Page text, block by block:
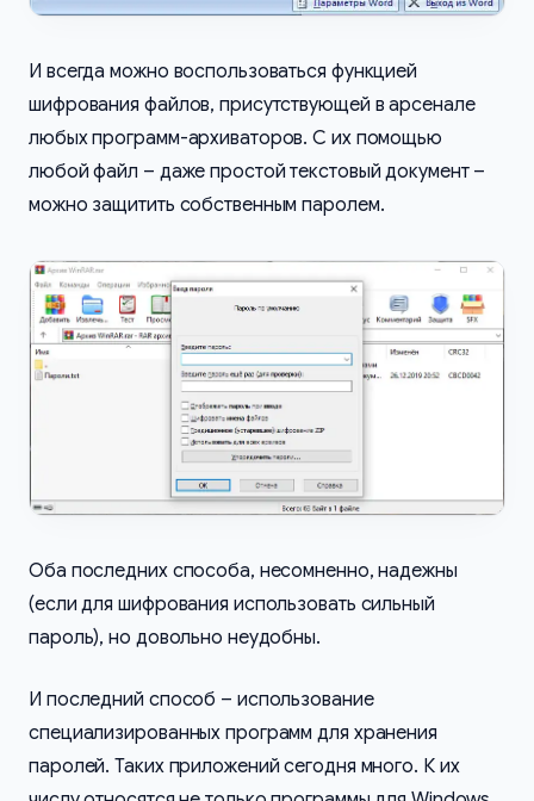
И всегда можно воспользоваться функцией
шифрования файлов, присутствующей в арсенале
любых программ-архиваторов. С их помощью
любой файл – даже простой текстовый документ –
можно защитить собственным паролем.
Оба последних способа, несомненно, надежны
(если для шифрования использовать сильный
пароль), но довольно неудобны.
И последний способ – использование
специализированных программ для хранения
паролей. Таких приложений сегодня много. К их